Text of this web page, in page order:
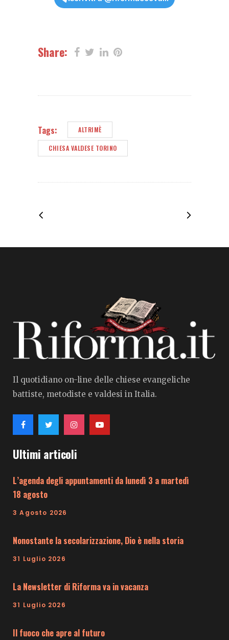
Share:
Tags: ALTRIMÈ
CHIESA VALDESE TORINO
Il quotidiano on-line delle chiese evangeliche
battiste, metodiste e valdesi in Italia.
Ultimi articoli
L’agenda degli appuntamenti da lunedì 3 a martedì
18 agosto
3 Agosto 2026
Nonostante la secolarizzazione, Dio è nella storia
31 Luglio 2026
La Newsletter di Riforma va in vacanza
31 Luglio 2026
Il fuoco che apre al futuro